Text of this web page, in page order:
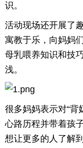
识。
活动现场还开展了
寓教于乐，向妈妈
母乳喂养知识和技
浅。
很多妈妈表示对“背
心路历程并带着孩
想让更多的人了解